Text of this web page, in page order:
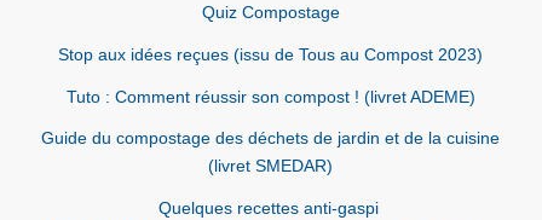
Quiz Compostage
Stop aux idées reçues (issu de Tous au Compost 2023)
Tuto : Comment réussir son compost ! (livret ADEME)
Guide du compostage des déchets de jardin et de la cuisine
(livret SMEDAR)
Quelques recettes anti-gaspi